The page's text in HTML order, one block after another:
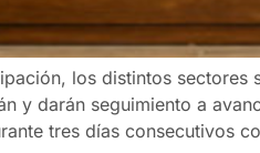
los distintos sectores
y darán seguimiento a
tres días consecutivos